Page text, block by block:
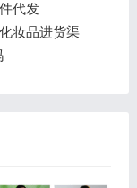
代发
妆品进货渠